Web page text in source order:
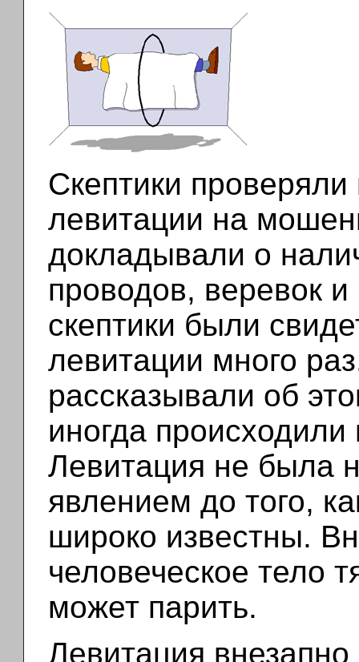
Скептики
левитации на
докладывали о
проводов, веревок
скептики были
левитации много
рассказывали об
иногда
Левитация не была
явлением до того,
широко известны.
человеческое тело
может парить.
Левитация